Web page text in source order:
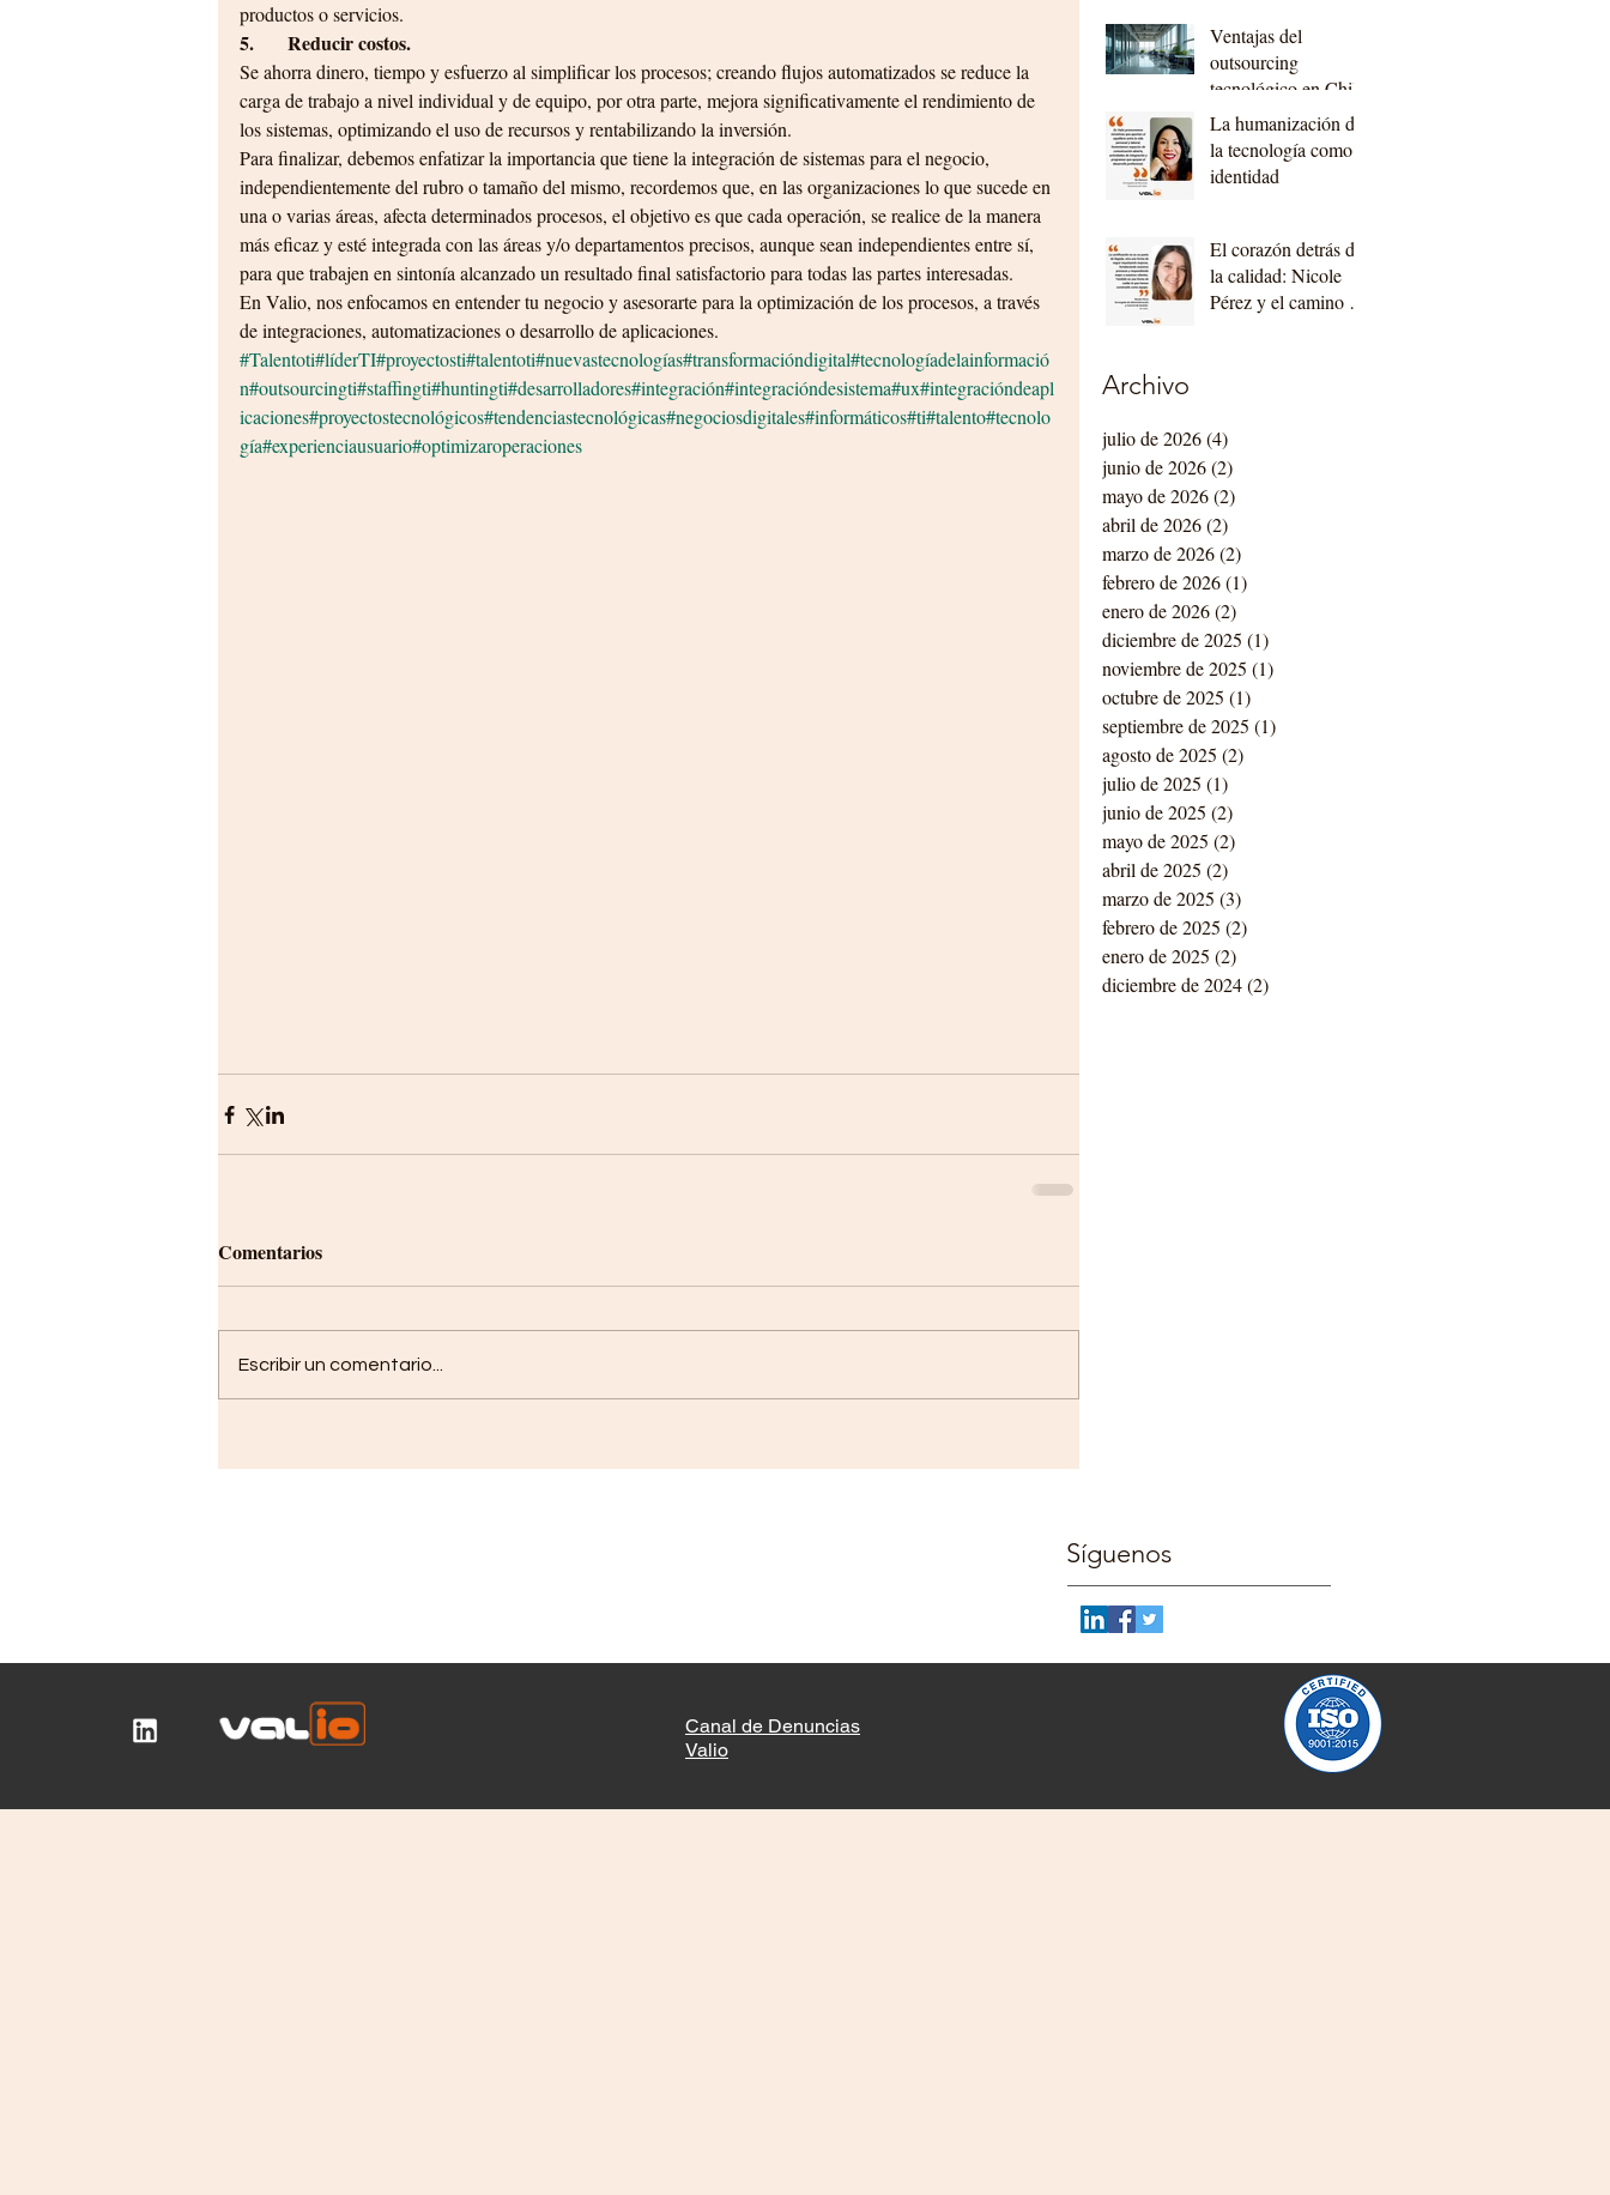
productos o servicios.
5.       Reducir costos.
Se ahorra dinero, tiempo y esfuerzo al simplificar los procesos; creando flujos automatizados se reduce la
carga de trabajo a nivel individual y de equipo, por otra parte, mejora significativamente el rendimiento de
los sistemas, optimizando el uso de recursos y rentabilizando la inversión.
Para finalizar, debemos enfatizar la importancia que tiene la integración de sistemas para el negocio,
independientemente del rubro o tamaño del mismo, recordemos que, en las organizaciones lo que sucede en
una o varias áreas, afecta determinados procesos, el objetivo es que cada operación, se realice de la manera
más eficaz y esté integrada con las áreas y/o departamentos precisos, aunque sean independientes entre sí,
para que trabajen en sintonía alcanzado un resultado final satisfactorio para todas las partes interesadas.
En Valio, nos enfocamos en entender tu negocio y asesorarte para la optimización de los procesos, a través
de integraciones, automatizaciones o desarrollo de aplicaciones.
#Talentoti#líderTI#proyectosti#talentoti#nuevastecnologías#transformacióndigital#tecnologíadelainformació
n#outsourcingti#staffingti#huntingti#desarrolladores#integración#integracióndesistema#ux#integracióndeapl
icaciones#proyectostecnológicos#tendenciastecnológicas#negociosdigitales#informáticos#ti#talento#tecnolo
gía#experienciausuario#optimizaroperaciones
Comentarios
Escribir un comentario...
Ventajas del
outsourcing
tecnológico en Chile
La humanización de
la tecnología como
identidad
El corazón detrás de
la calidad: Nicole
Pérez y el camino de
Archivo
julio de 2026(4)
junio de 2026(2)
mayo de 2026(2)
abril de 2026(2)
marzo de 2026(2)
febrero de 2026(1)
enero de 2026(2)
diciembre de 2025 (1)
noviembre de 2025 (1)
octubre de 2025 (1)
septiembre de 2025 (1)
agosto de 2025 (2)
julio de 2025 (1)
junio de 2025 (2)
mayo de 2025 (2)
abril de 2025 (2)
marzo de 2025 (3)
febrero de 2025 (2)
enero de 2025 (2)
diciembre de 2024(2)
Síguenos
Canal de Denuncias
Valio